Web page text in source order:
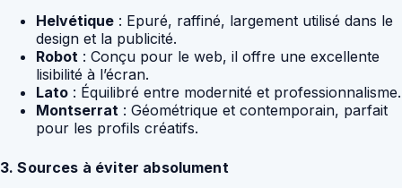
Helvétique : Epuré, raffiné, largement utilisé dans le
design et la publicité.
Robot : Conçu pour le web, il offre une excellente
lisibilité à l’écran.
Lato : Équilibré entre modernité et professionnalisme.
Montserrat : Géométrique et contemporain, parfait
pour les profils créatifs.
3. Sources à éviter absolument